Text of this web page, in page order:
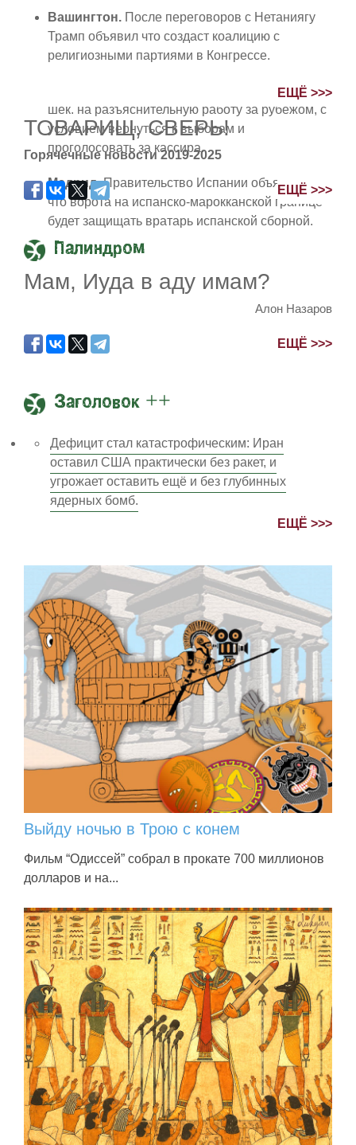
Вашингтон. После переговоров с Нетаниягу
Трамп объявил что создаст коалицию с
религиозными партиями в Конгрессе.
Правительство выделило 2,5 млрд
шек. на разъяснительную работу за рубежом, с
условием вернуться к выборам и
проголосовать за кассира.
Мадрид.Правительство Испании объявило,
что ворота на испанско-марокканской границе
будет защищать вратарь испанской сборной.
ЕЩЁ >>>
ТОВАРИЩ, СВЕРЬ!
Горячечные новости 2019-2025
ЕЩЁ >>>
Палиндром
Мам, Иуда в аду имам?
Алон Назаров
ЕЩЁ >>>
Заголовок ++
Дефицит стал катастрофическим: Иран
оставил США практически без ракет, и
угрожает оставить ещё и без глубинных
ядерных бомб.
ЕЩЁ >>>
Выйду ночью в Трою с конем
Фильм “Одиссей” собрал в прокате 700 миллионов
долларов и на...